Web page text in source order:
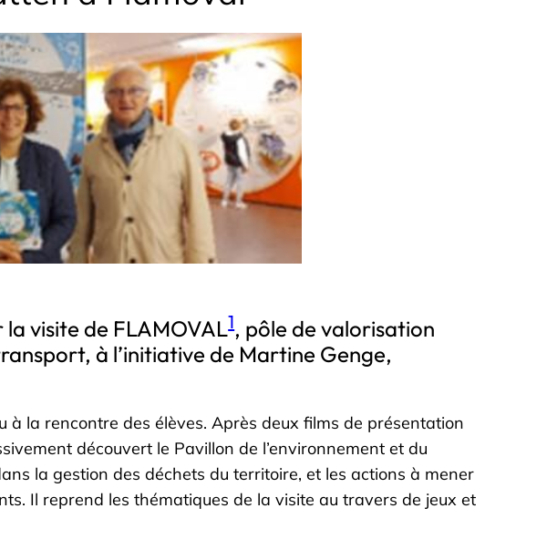
visite de FLAMOVAL1, pôle de valorisation
à l’initiative de Martine Genge,
à la rencontre des élèves. Après deux films de présentation
découvert le Pavillon de l’environnement et du
la gestion des déchets du territoire, et les actions à mener
Il reprend les thématiques de la visite au travers de jeux et